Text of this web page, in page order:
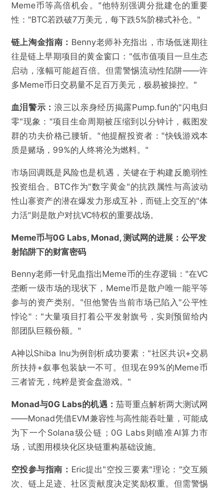
Meme币等高倍机会。"他特别强调分批建仓的重要
性："BTC若跌破7万美元，每下跌5%阶梯式补仓。"
链上淘金指南： Benny老师补充指出，市场低迷期往
往是链上早期项目的黄金窗口："低市值项目一旦生态
启动，涨幅可能超百倍。但需警惕流动性陷阱——许
多Meme币日交易量不足百万美元，极易被操控。"
血泪警示： 浪三以亲身经历揭露Pump.fun的"闪电归
零"现象："项目生命周期被压缩到以分钟计，截图发
群的功夫价格已腰斩。"他提醒投资者："快钱游戏本
质是赌场，99%的人终将沦为燃料。"
市场回调既是风险也是机遇，关键在于构建反脆弱性
投资组合。BTC作为"数字黄金"的抗跌属性与高波动
性山寨资产的潜在爆发力形成互补，而链上交互的"体
力活"则是散户对抗VC特权的重要战场。
Meme币与0G Labs, Monad, 测试网的进展：公平发
射陷阱下的财富密码
Benny老师一针见血指出Meme币的生存逻辑："在VC
垄断一级市场的现状下，Meme币是散户唯一能平等
参与的资产类别。"但他警告当前市场已陷入"公平性
悖论"："大量项目打着公平发射旗号，实则预留给内
部团队巨额份额。"
A神以Shiba Inu为例剖析成功要素："社区共识+交易
所扶持+叙事包装缺一不可。但现在99%的Meme币
三者皆无，纯粹是资金盘游戏。"
Monad与0G Labs的机遇： 茄哥重点解析两大测试网
——Monad凭借EVM兼容性与高性能吞吐量，可能成
为下一个Solana级公链；0G Labs则瞄准AI算力市
场，试图用模块化区块链重构基础设施。
空投参与指南： Eric提出"空投三要素"理论："交互频
次、链上足迹、社区贡献度决定奖励权重。但需警惕